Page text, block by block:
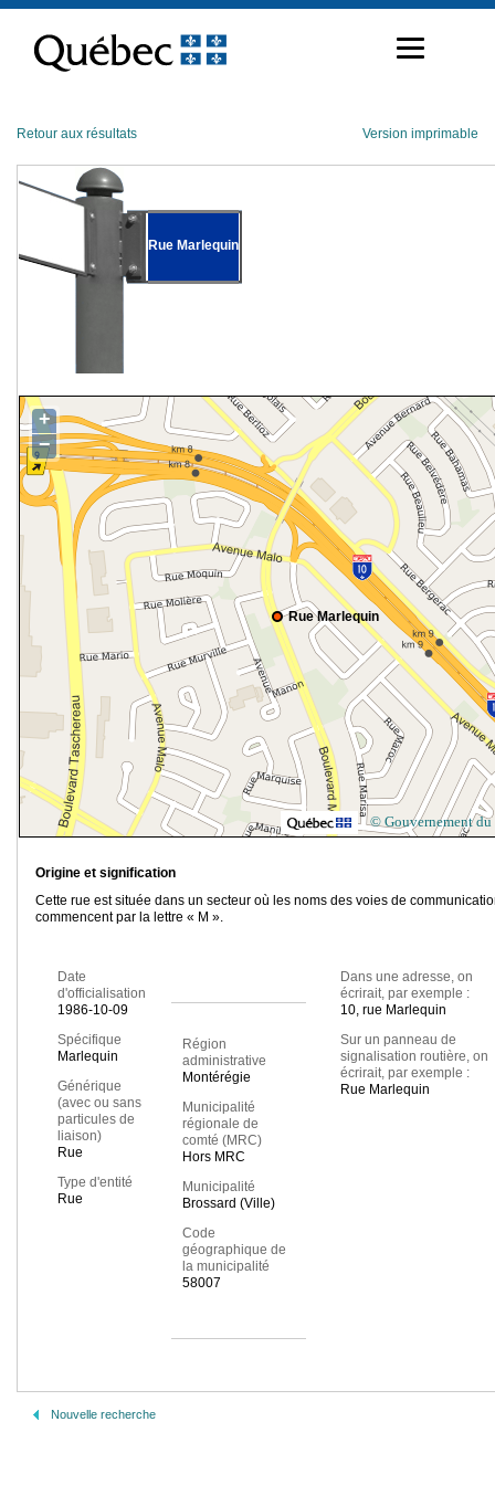
contenu
Retour aux résultats Version imprimable
Rue Marlequin
Rue Marlequin
+
−
© Gouvernement du
Origine et signification
Cette rue est située dans un secteur où les noms des voies de
commencent par la lettre « M ».
Date
d'officialisation
1986-10-09
Spécifique
Marlequin
Générique
(avec ou sans
particules de
liaison)
Rue
Type d'entité
Rue
Région
administrative
Montérégie
Municipalité
régionale de
comté (MRC)
Hors MRC
Municipalité
Brossard (Ville)
Code
géographique de
la municipalité
58007
Dans une adresse, on
écrirait, par exemple :
10, rue Marlequin
Sur un panneau de
signalisation routière, on
écrirait, par exemple :
Rue Marlequin
Nouvelle recherche